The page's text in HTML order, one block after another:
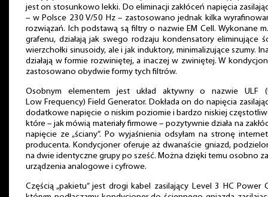
jest on stosunkowo lekki. Do eliminacji zakłóceń napięcia
– w Polsce 230 V/50 Hz – zastosowano jednak kilka
rozwiązań. Ich podstawą są filtry o nazwie EM Cell. Wykonane
grafenu, działają jak swego rodzaju kondensatory eliminujące
wierzchołki sinusoidy, ale i jak induktory, minimalizujące szumy.
działają w formie rozwiniętej, a inaczej w zwiniętej. W
zastosowano obydwie formy tych filtrów.
Osobnym elementem jest układ aktywny o nazwie ULF
Low Frequency) Field Generator. Dokłada on do napięcia
dodatkowe napięcie o niskim poziomie i bardzo niskiej
które – jak mówią materiały firmowe – pozytywnie działa na
napięcie ze „ściany”. Po wyjaśnienia odsyłam na stronę
producenta. Kondycjoner oferuje aż dwanaście gniazd,
na dwie identyczne grupy po sześć. Można dzięki temu osobno
urządzenia analogowe i cyfrowe.
Częścią „pakietu” jest drogi kabel zasilający Level 3 HC Power